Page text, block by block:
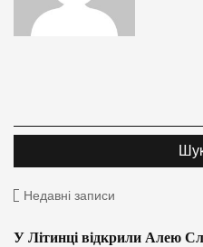
Недавні записи
У Літинці відкрили Алею